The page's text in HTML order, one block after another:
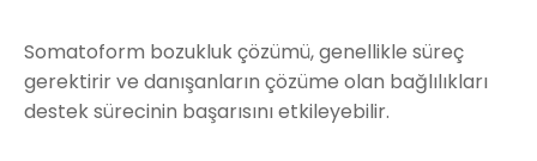
Somatoform bozukluk çözümü, genellikle süreç
gerektirir ve danışanların çözüme olan bağlılıkları
destek sürecinin başarısını etkileyebilir.